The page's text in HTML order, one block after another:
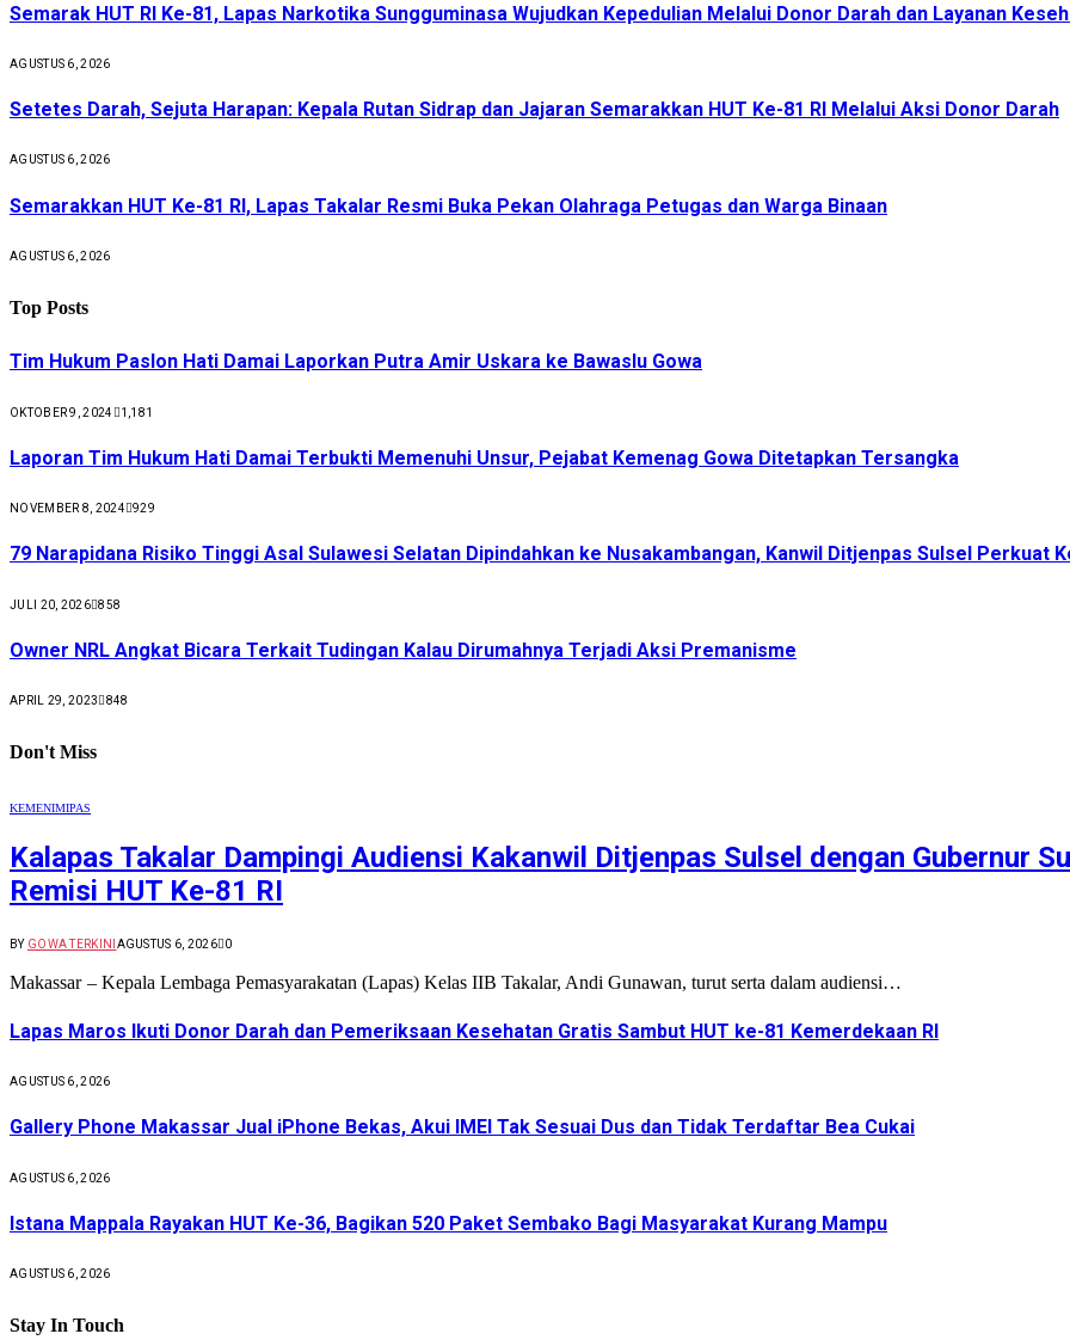
Semarak HUT RI Ke-81, Lapas Narkotika Sungguminasa Wujudkan Kepedulian Melalui Donor Darah dan Layanan
AGUSTUS 6, 2026
Setetes Darah, Sejuta Harapan: Kepala Rutan Sidrap dan Jajaran Semarakkan HUT Ke-81 RI Melalui Aksi Donor Darah
AGUSTUS 6, 2026
Semarakkan HUT Ke-81 RI, Lapas Takalar Resmi Buka Pekan Olahraga Petugas dan Warga Binaan
AGUSTUS 6, 2026
Top Posts
Tim Hukum Paslon Hati Damai Laporkan Putra Amir Uskara ke Bawaslu Gowa
OKTOBER 9, 2024 1,181
Laporan Tim Hukum Hati Damai Terbukti Memenuhi Unsur, Pejabat Kemenag Gowa Ditetapkan Tersangka
NOVEMBER 8, 2024 929
79 Narapidana Risiko Tinggi Asal Sulawesi Selatan Dipindahkan ke Nusakambangan, Kanwil Ditjenpas Sulsel Perkuat
JULI 20, 2026 858
Owner NRL Angkat Bicara Terkait Tudingan Kalau Dirumahnya Terjadi Aksi Premanisme
APRIL 29, 2023 848
Don't Miss
KEMENIMIPAS
Kalapas Takalar Dampingi Audiensi Kakanwil Ditjenpas Sulsel dengan Gubernur
Remisi HUT Ke-81 RI
BY GOWA TERKINI AGUSTUS 6, 2026 0
Makassar – Kepala Lembaga Pemasyarakatan (Lapas) Kelas IIB Takalar, Andi Gunawan, turut serta dalam audiensi…
Lapas Maros Ikuti Donor Darah dan Pemeriksaan Kesehatan Gratis Sambut HUT ke-81 Kemerdekaan RI
AGUSTUS 6, 2026
Gallery Phone Makassar Jual iPhone Bekas, Akui IMEI Tak Sesuai Dus dan Tidak Terdaftar Bea Cukai
AGUSTUS 6, 2026
Istana Mappala Rayakan HUT Ke-36, Bagikan 520 Paket Sembako Bagi Masyarakat Kurang Mampu
AGUSTUS 6, 2026
Stay In Touch